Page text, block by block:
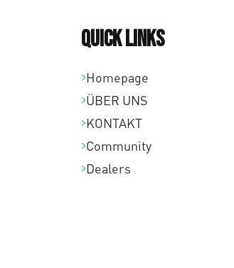
Quick links
Homepage
ÜBER UNS
KONTAKT
Community
Dealers